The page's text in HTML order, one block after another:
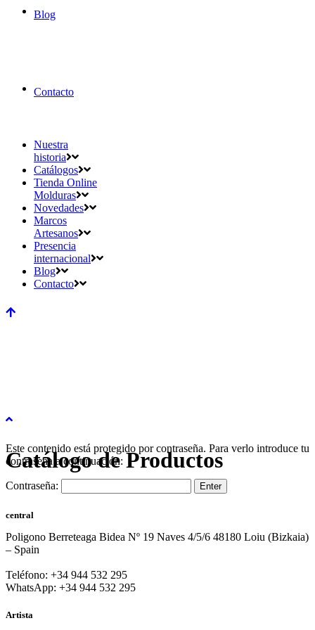
Blog
Contacto
Nuestra
historia
Catálogos
Tienda Online
Molduras
Novedades
Marcos
Artesanos
Presencia
internacional
Blog
Contacto
Catálogo de Productos
Este contenido está protegido por contraseña. Para verlo introduce tu
contraseña a continuación:
Contraseña:
central
Poligono Berreteaga Bidea Nº 19 Naves 4/5/6 48180 Loiu (Bizkaia)
– Spain
Teléfono: +34 944 532 295
WhatsApp: +34 944 532 295
Artista